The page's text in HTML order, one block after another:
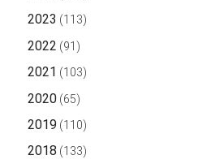
2023 (113)
2022 (91)
2021 (103)
2020(65)
2019 (110)
2018 (133)